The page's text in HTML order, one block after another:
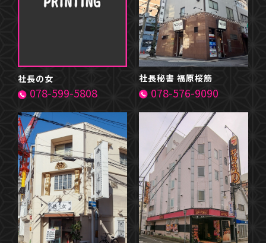
社長の女
078-599-5808
社長秘書 福原桜筋
078-576-9090